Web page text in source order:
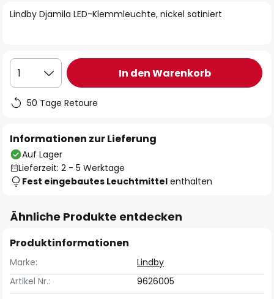
Lindby Djamila LED-Klemmleuchte, nickel satiniert
1 In den Warenkorb
50 Tage Retoure
Informationen zur Lieferung
Auf Lager
Lieferzeit: 2 - 5 Werktage
Fest eingebautes Leuchtmittel enthalten
Ähnliche Produkte entdecken
Produktinformationen
Marke:
Lindby
Artikel Nr.:
9626005